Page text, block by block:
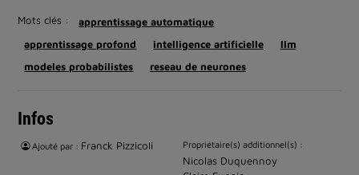
Mots clés :
apprentissage automatique
apprentissage profond
intelligence artificielle
llm
modeles probabilistes
reseau de neurones
Infos
Ajouté par : Franck Pizzicoli Propriétaire(s) additionnel(s) :
Nicolas Duquennoy